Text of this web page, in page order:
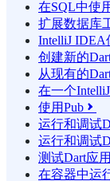
在SQL中使
扩展数据库
IntelliJ IDEA
创建新的
从现有的
在一个
使用Pub 
运行和调试
运行和调试
测试Dart应
在容器中运